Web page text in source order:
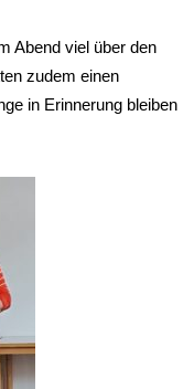
Abend viel über den
zudem einen
in Erinnerung bleiben